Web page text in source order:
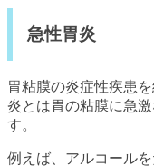
急性胃炎
胃粘膜の炎症性疾患
炎とは胃の粘膜に急
す。
例えば、アルコール